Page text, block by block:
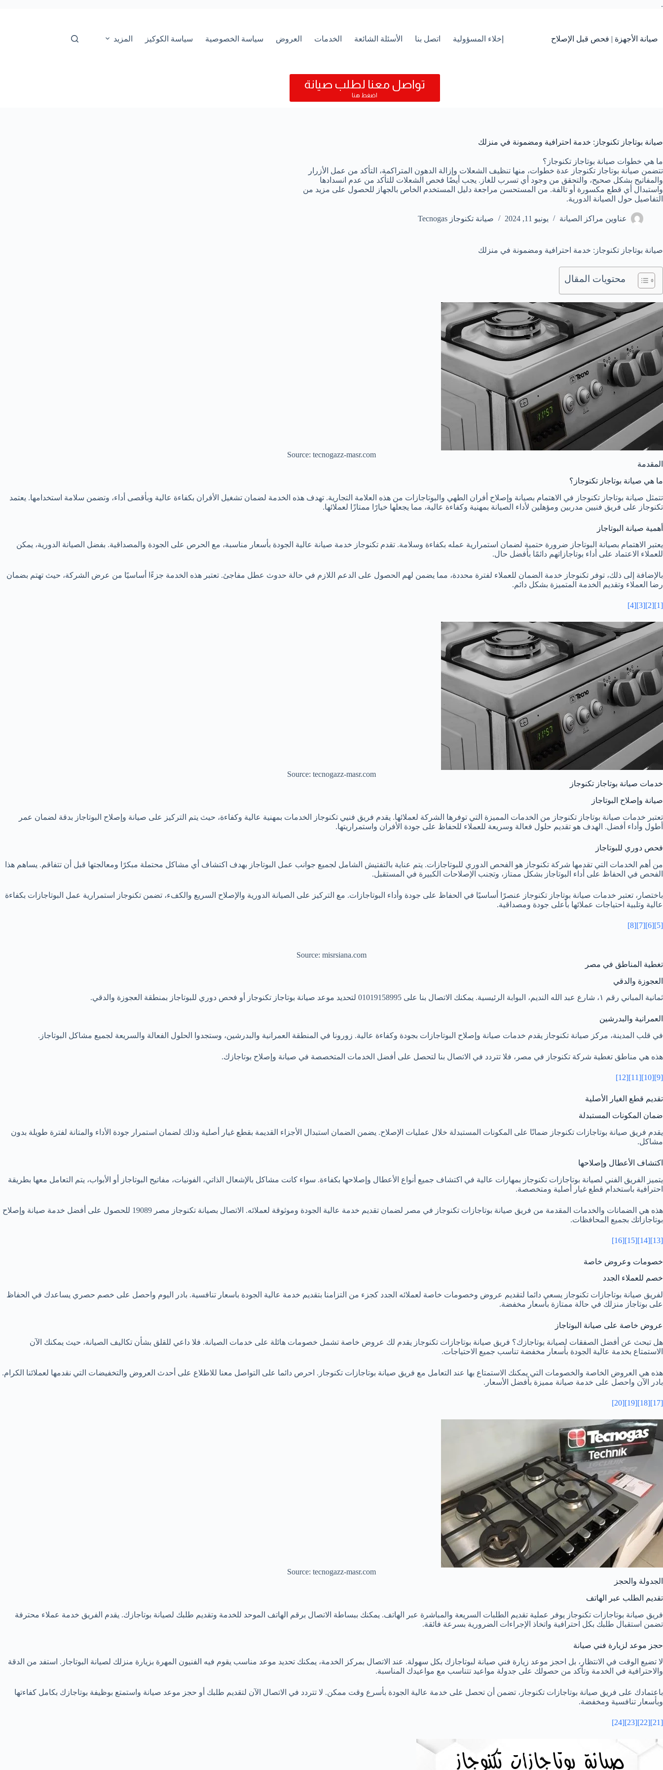
.
صيانة الأجهزة | فحص قبل الإصلاح
إخلاء المسؤولية اتصل بنا الأسئلة الشائعة الخدمات العروض سياسة الخصوصية سياسة الكوكيز المزيد
تواصل معنا لطلب صيانة
اضغط هنا
صيانة بوتاجاز تكنوجاز: خدمة احترافية ومضمونة في منزلك
ما هي خطوات صيانة بوتاجاز تكنوجاز؟
تتضمن صيانة بوتاجاز تكنوجاز عدة خطوات، منها تنظيف الشعلات وإزالة الدهون المتراكمة، التأكد من عمل الأزرار
والمفاتيح بشكل صحيح، والتحقق من وجود أي تسرب للغاز. يجب أيضًا فحص الشعلات للتأكد من عدم انسدادها
واستبدال أي قطع مكسورة أو تالفة. من المستحسن مراجعة دليل المستخدم الخاص بالجهاز للحصول على مزيد من
التفاصيل حول الصيانة الدورية.
عناوين مراكز الصيانة يونيو 11, 2024 صيانة تكنوجاز Tecnogas
صيانة بوتاجاز تكنوجاز: خدمة احترافية ومضمونة في منزلك
محتويات المقال
Source: tecnogazz-masr.com
المقدمة
ما هي صيانة بوتاجاز تكنوجاز؟
تتمثل صيانة بوتاجاز تكنوجاز في الاهتمام بصيانة وإصلاح أفران الطهي والبوتاجازات من هذه العلامة التجارية. تهدف هذه الخدمة لضمان تشغيل الأفران بكفاءة عالية وبأقصى أداء، وتضمن سلامة استخدامها. يعتمد
تكنوجاز على فريق فنيين مدربين ومؤهلين لأداء الصيانة بمهنية وكفاءة عالية، مما يجعلها خيارًا ممتازًا لعملائها.
أهمية صيانة البوتاجاز
يعتبر الاهتمام بصيانة البوتاجاز ضرورة حتمية لضمان استمرارية عمله بكفاءة وسلامة. تقدم تكنوجاز خدمة صيانة عالية الجودة بأسعار مناسبة، مع الحرص على الجودة والمصداقية. بفضل الصيانة الدورية، يمكن
للعملاء الاعتماد على أداء بوتاجازاتهم دائمًا بأفضل حال.
بالإضافة إلى ذلك، توفر تكنوجاز خدمة الضمان للعملاء لفترة محددة، مما يضمن لهم الحصول على الدعم اللازم في حالة حدوث عطل مفاجئ. تعتبر هذه الخدمة جزءًا أساسيًا من عرض الشركة، حيث تهتم بضمان
رضا العملاء وتقديم الخدمة المتميزة بشكل دائم.
[1]
[2]
[3]
[4]
Source: tecnogazz-masr.com
خدمات صيانة بوتاجاز تكنوجاز
صيانة وإصلاح البوتاجاز
تعتبر خدمات صيانة بوتاجاز تكنوجاز من الخدمات المميزة التي توفرها الشركة لعملائها. يقدم فريق فنيي تكنوجاز الخدمات بمهنية عالية وكفاءة، حيث يتم التركيز على صيانة وإصلاح البوتاجاز بدقة لضمان عمر
أطول وأداء أفضل. الهدف هو تقديم حلول فعالة وسريعة للعملاء للحفاظ على جودة الأفران واستمراريتها.
فحص دوري للبوتاجاز
من أهم الخدمات التي تقدمها شركة تكنوجاز هو الفحص الدوري للبوتاجازات. يتم عناية بالتفتيش الشامل لجميع جوانب عمل البوتاجاز بهدف اكتشاف أي مشاكل محتملة مبكرًا ومعالجتها قبل أن تتفاقم. يساهم هذا
الفحص في الحفاظ على أداء البوتاجاز بشكل ممتاز، وتجنب الإصلاحات الكبيرة في المستقبل.
باختصار، تعتبر خدمات صيانة بوتاجاز تكنوجاز عنصرًا أساسيًا في الحفاظ على جودة وأداء البوتاجازات. مع التركيز على الصيانة الدورية والإصلاح السريع والكفء، تضمن تكنوجاز استمرارية عمل البوتاجازات بكفاءة
عالية وتلبية احتياجات عملائها بأعلى جودة ومصداقية.
[5]
[6]
[7]
[8]
Source: misrsiana.com
تغطية المناطق في مصر
العجوزة والدقي
ثمانية المباني رقم ١، شارع عبد الله النديم، البوابة الرئيسية. يمكنك الاتصال بنا على 01019158995 لتحديد موعد صيانة بوتاجاز تكنوجاز أو فحص دوري للبوتاجاز بمنطقة العجوزة والدقي.
العمرانية والبدرشين
في قلب المدينة، مركز صيانة تكنوجاز يقدم خدمات صيانة وإصلاح البوتاجازات بجودة وكفاءة عالية. زورونا في المنطقة العمرانية والبدرشين، وستجدوا الحلول الفعالة والسريعة لجميع مشاكل البوتاجاز.
هذه هي مناطق تغطية شركة تكنوجاز في مصر، فلا تتردد في الاتصال بنا لتحصل على أفضل الخدمات المتخصصة في صيانة وإصلاح بوتاجازك.
[9]
[10]
[11]
[12]
تقديم قطع الغيار الأصلية
ضمان المكونات المستبدلة
يقدم فريق صيانة بوتاجازات تكنوجاز ضمانًا على المكونات المستبدلة خلال عمليات الإصلاح. يضمن الضمان استبدال الأجزاء القديمة بقطع غيار أصلية وذلك لضمان استمرار جودة الأداء والمتانة لفترة طويلة بدون
مشاكل.
اكتشاف الأعطال وإصلاحها
يتميز الفريق الفني لصيانة بوتاجازات تكنوجاز بمهارات عالية في اكتشاف جميع أنواع الأعطال وإصلاحها بكفاءة. سواء كانت مشاكل بالإشعال الذاتي، الفونيات، مفاتيح البوتاجاز أو الأبواب، يتم التعامل معها بطريقة
احترافية باستخدام قطع غيار أصلية ومتخصصة.
هذه هي الضمانات والخدمات المقدمة من فريق صيانة بوتاجازات تكنوجاز في مصر لضمان تقديم خدمة عالية الجودة وموثوقة لعملائه. الاتصال بصيانة تكنوجاز مصر 19089 للحصول على أفضل خدمة صيانة وإصلاح
بوتاجازاتك بجميع المحافظات.
[13]
[14]
[15]
[16]
خصومات وعروض خاصة
خصم للعملاء الجدد
لفريق صيانة بوتاجازات تكنوجاز يسعى دائما لتقديم عروض وخصومات خاصة لعملائه الجدد كجزء من التزامنا بتقديم خدمة عالية الجودة باسعار تنافسية. بادر اليوم واحصل على خصم حصري يساعدك في الحفاظ
على بوتاجاز منزلك في حالة ممتازة بأسعار مخفضة.
عروض خاصة على صيانة البوتاجاز
هل تبحث عن أفضل الصفقات لصيانة بوتاجازك؟ فريق صيانة بوتاجازات تكنوجاز يقدم لك عروض خاصة تشمل خصومات هائلة على خدمات الصيانة. فلا داعي للقلق بشأن تكاليف الصيانة، حيث يمكنك الآن
الاستمتاع بخدمة عالية الجودة بأسعار مخفضة تناسب جميع الاحتياجات.
هذه هي العروض الخاصة والخصومات التي يمكنك الاستمتاع بها عند التعامل مع فريق صيانة بوتاجازات تكنوجاز. احرص دائما على التواصل معنا للاطلاع على أحدث العروض والتخفيضات التي نقدمها لعملائنا الكرام.
بادر الآن واحصل على خدمة صيانة مميزة بأفضل الأسعار.
[17]
[18]
[19]
[20]
Source: tecnogazz-masr.com
الجدولة والحجز
تقديم الطلب عبر الهاتف
فريق صيانة بوتاجازات تكنوجاز يوفر عملية تقديم الطلبات السريعة والمباشرة عبر الهاتف. يمكنك ببساطة الاتصال برقم الهاتف الموحد للخدمة وتقديم طلبك لصيانة بوتاجازك. يقدم الفريق خدمة عملاء محترفة
تضمن استقبال طلبك بكل احترافية واتخاذ الإجراءات الضرورية بسرعة فائقة.
حجز موعد لزيارة فني صيانة
لا تضيع الوقت في الانتظار، بل احجز موعد زيارة فني صيانة لبوتاجازك بكل سهولة. عند الاتصال بمركز الخدمة، يمكنك تحديد موعد مناسب يقوم فيه الفنيون المهرة بزيارة منزلك لصيانة البوتاجاز. استفد من الدقة
والاحترافية في الخدمة وتأكد من حصولك على جدولة مواعيد تتناسب مع مواعيدك المناسبة.
باعتمادك على فريق صيانة بوتاجازات تكنوجاز، تضمن أن تحصل على خدمة عالية الجودة بأسرع وقت ممكن. لا تتردد في الاتصال الآن لتقديم طلبك أو حجز موعد صيانة واستمتع بوظيفة بوتاجازك بكامل كفاءتها
وبأسعار تنافسية ومخفضة.
[21]
[22]
[23]
[24]